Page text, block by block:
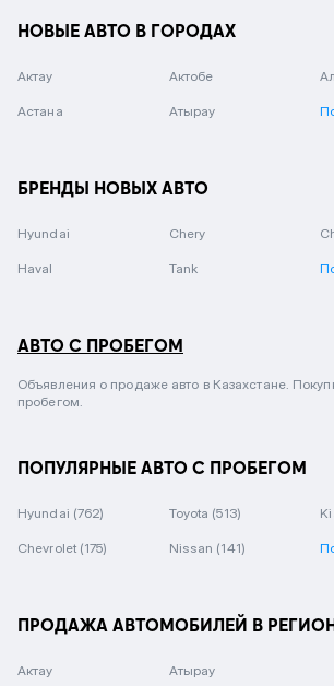
НОВЫЕ АВТО В ГОРОДАХ
Актау Актобе
Астана Атырау
БРЕНДЫ НОВЫХ АВТО
Hyundai Chery
Haval Tank
АВТО С ПРОБЕГОМ
Объявления о продаже авто в Казахстане.
пробегом.
ПОПУЛЯРНЫЕ АВТО С ПРОБЕГОМ
Hyundai (762) Toyota (513)
Chevrolet (175) Nissan (141)
ПРОДАЖА АВТОМОБИЛЕЙ В
Актау Атырау